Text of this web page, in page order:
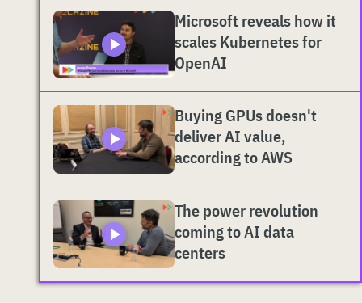
Microsoft reveals how it
scales Kubernetes for
OpenAI
Buying GPUs doesn't
deliver AI value,
according to AWS
The power revolution
coming to AI data
centers